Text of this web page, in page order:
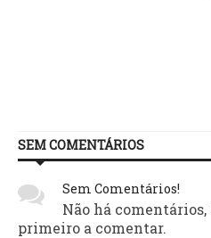
SEM COMENTÁRIOS
Sem Comentários!
Não há comentários,
primeiro a comentar.